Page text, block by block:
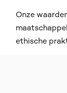
Onze
ethische